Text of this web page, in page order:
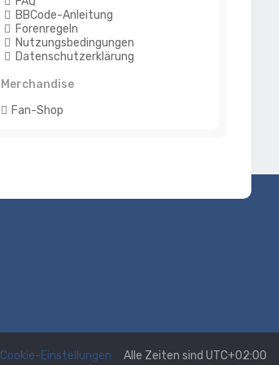
BBCode-Anleitung
Forenregeln
Nutzungsbedingungen
Datenschutzerklärung
Merchandise
Fan-Shop
Alle Zeiten sind UTC+02:00
Cookie-Einstellungen